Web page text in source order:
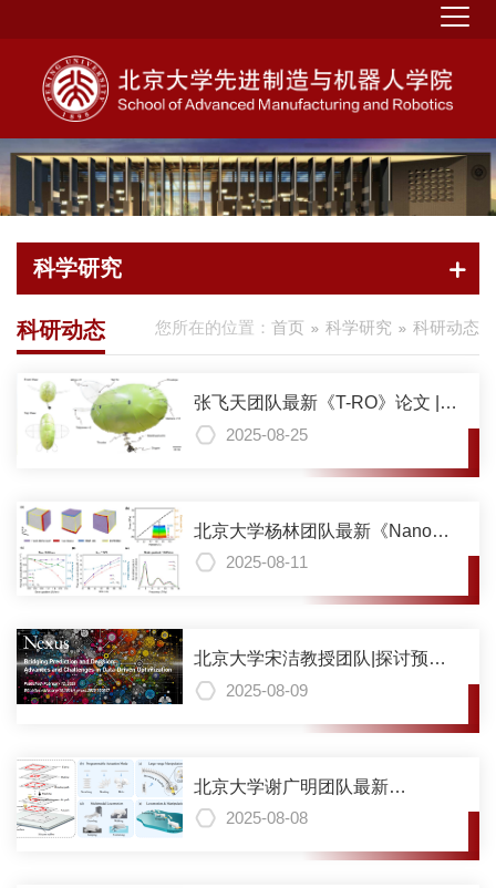
科学研究
您所在的位置： 首页 科学研究 科研动态
科研动态
张飞天团队最新《T-RO》论文 |
RGBlimp-Q：仿生滑翔飞艇机器
2025-08-25
北京大学杨林团队最新《Nano
Letters》论文：应变梯度实现纳
2025-08-11
北京大学宋洁教授团队|探讨预测
与决策的关联机制：数据驱动优
2025-08-09
北京大学谢广明团队最新
《TRO》论文：新型织物堆叠方
2025-08-08